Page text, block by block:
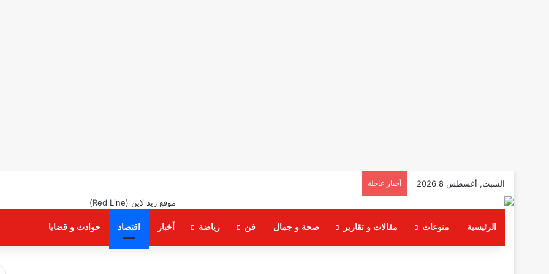
السبت, أغسطس 8 2026 أخبار عاجلة
الرئيسية منوعات مقالات و تقارير صحة و جمال فن رياضة أخبار اقتصاد حوادث و قضايا